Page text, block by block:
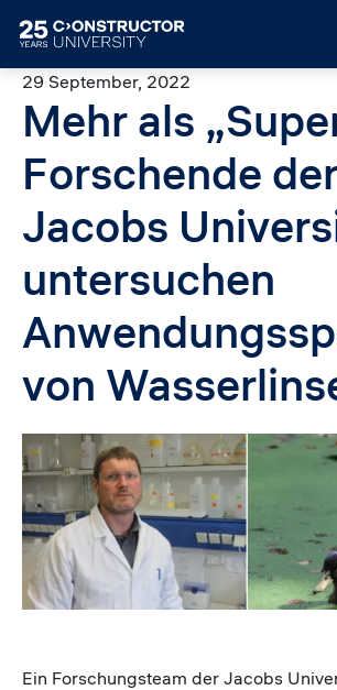
29 September, 2022
Mehr als
Forschende
Jacobs
untersuchen
von
Image
Ein Forschungsteam der Jacobs